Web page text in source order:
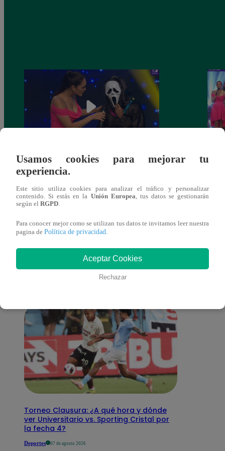
Yo Soy 30 de noviembre del 2018 –
Programa completo
Yo
También te puede
interesar
Torneo Clausura: ¿A qué hora y dónde
ver Universitario vs. Sporting Cristal por
la fecha 4?
Deportes 07 de agosto 2026
Usamos cookies para mejorar tu
experiencia.
Este sitio utiliza cookies para analizar el tráfico y personalizar
contenido. Si estás en la Unión Europea , tus datos se gestionarán
según el RGPD
Para conocer mejor como se utilizan tus datos te invitamos leer nuestra
pagina de Política de privacidad
Aceptar Cookies
Rechazar